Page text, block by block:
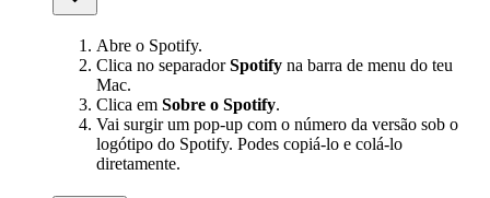
Abre o Spotify.
Clica no separadorSpotify na barra de menu do teu
Mac.
Clica em Sobre o Spotify.
Vai surgir um pop-up com o número da versão sob o
logótipo do Spotify. Podes copiá-lo e colá-lo
diretamente.